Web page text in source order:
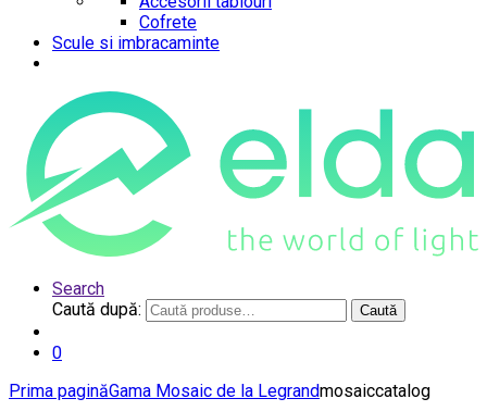
Cofrete
Scule si imbracaminte
Search
Caută după:
Caută
0
Prima paginăGama Mosaic de la Legrandmosaiccatalog